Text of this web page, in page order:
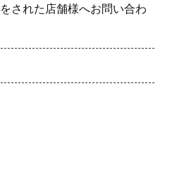
された店舗様へお問い合わ